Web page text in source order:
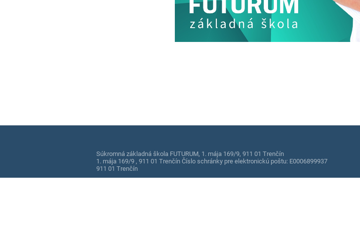
Súkromná základná škola FUTURUM, 1. mája 169/9, 911 01 Trenčín
1. mája 169/9 , 911 01 Trenčín Číslo schránky pre elektronickú poštu: E0006899937
911 01 Trenčín